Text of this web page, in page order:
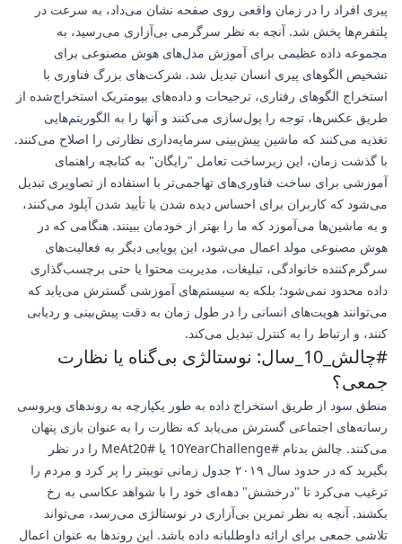
پیری افراد را در زمان واقعی روی صفحه نشان می‌داد، به سرعت در
پلتفرم‌ها پخش شد. آنچه به نظر سرگرمی بی‌آزاری می‌رسید، به
مجموعه داده عظیمی برای آموزش مدل‌های هوش مصنوعی برای
تشخیص الگوهای پیری انسان تبدیل شد. شرکت‌های بزرگ فناوری با
استخراج الگوهای رفتاری، ترجیحات و داده‌های بیومتریک استخراج‌شده از
طریق عکس‌ها، توجه را پول‌سازی می‌کنند و آنها را به الگوریتم‌هایی
تغذیه می‌کنند که ماشین پیش‌بینی سرمایه‌داری نظارتی را اصلاح می‌کنند.
با گذشت زمان، این زیرساخت تعامل "رایگان" به کتابچه راهنمای
آموزشی برای ساخت فناوری‌های تهاجمی‌تر با استفاده از تصاویری تبدیل
می‌شود که کاربران برای احساس دیده شدن یا تأیید شدن آپلود می‌کنند،
و به ماشین‌ها می‌آموزد که ما را بهتر از خودمان ببینند. هنگامی که در
هوش مصنوعی مولد اعمال می‌شود، این پویایی دیگر به فعالیت‌های
سرگرم‌کننده خانوادگی، تبلیغات، مدیریت محتوا یا حتی برچسب‌گذاری
داده محدود نمی‌شود؛ بلکه به سیستم‌های آموزشی گسترش می‌یابد که
می‌توانند هویت‌های انسانی را در طول زمان به دقت پیش‌بینی و ردیابی
کنند، و ارتباط را به کنترل تبدیل می‌کند.
#چالش_10_سال: نوستالژی بی‌گناه یا نظارت
جمعی؟
منطق سود از طریق استخراج داده به طور یکپارچه به روندهای ویروسی
رسانه‌های اجتماعی گسترش می‌یابد که نظارت را به عنوان بازی پنهان
می‌کنند. چالش بدنام #10YearChallenge یا #MeAt20 را در نظر
بگیرید که در حدود سال ۲۰۱۹ جدول زمانی توییتر را پر کرد و مردم را
ترغیب می‌کرد تا "درخشش" دهه‌ای خود را با شواهد عکاسی به رخ
بکشند. آنچه به نظر تمرین بی‌آزاری در نوستالژی می‌رسد، می‌تواند
تلاشی جمعی برای ارائه داوطلبانه داده باشد. این روندها به عنوان اعمال